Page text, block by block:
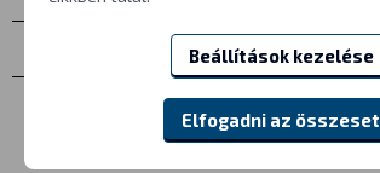
Beállítások kezelése
Elfogadni az összeset